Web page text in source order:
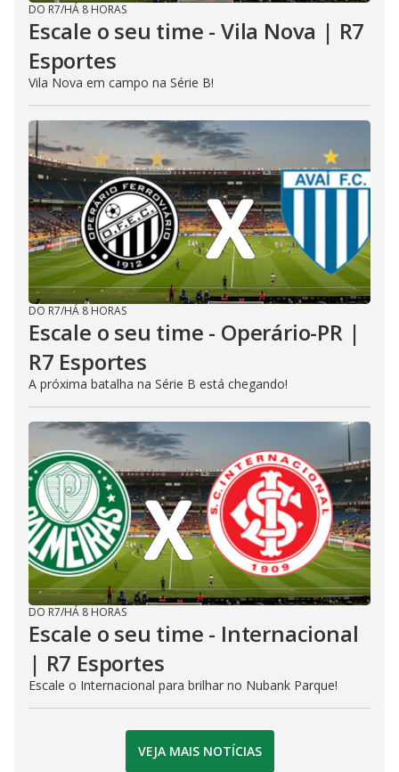
DO R7/HÁ 8 HORAS
Escale o seu time - Vila Nova | R7
Esportes
Vila Nova em campo na Série B!
DO R7/HÁ 8 HORAS
Escale o seu time - Operário-PR |
R7 Esportes
A próxima batalha na Série B está chegando!
DO R7/HÁ 8 HORAS
Escale o seu time - Internacional
| R7 Esportes
Escale o Internacional para brilhar no Nubank Parque!
VEJA MAIS NOTÍCIAS